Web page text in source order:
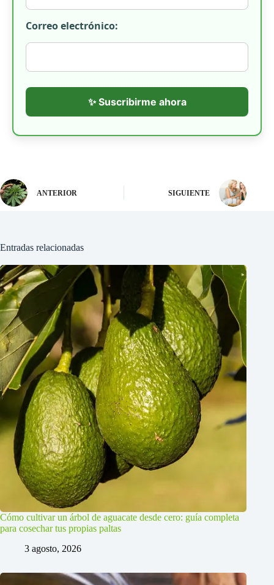
Correo electrónico:
✨ Suscribirme ahora
ANTERIOR SIGUIENTE
Entradas relacionadas
Cómo cultivar un árbol de aguacate desde cero: guía completa
para cosechar tus propias paltas
3 agosto, 2026